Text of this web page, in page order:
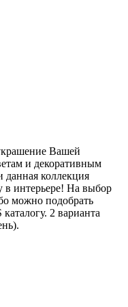
Вашей
и декоративным
данная коллекция
в интерьере! На выбор
можно подобрать
2 варианта